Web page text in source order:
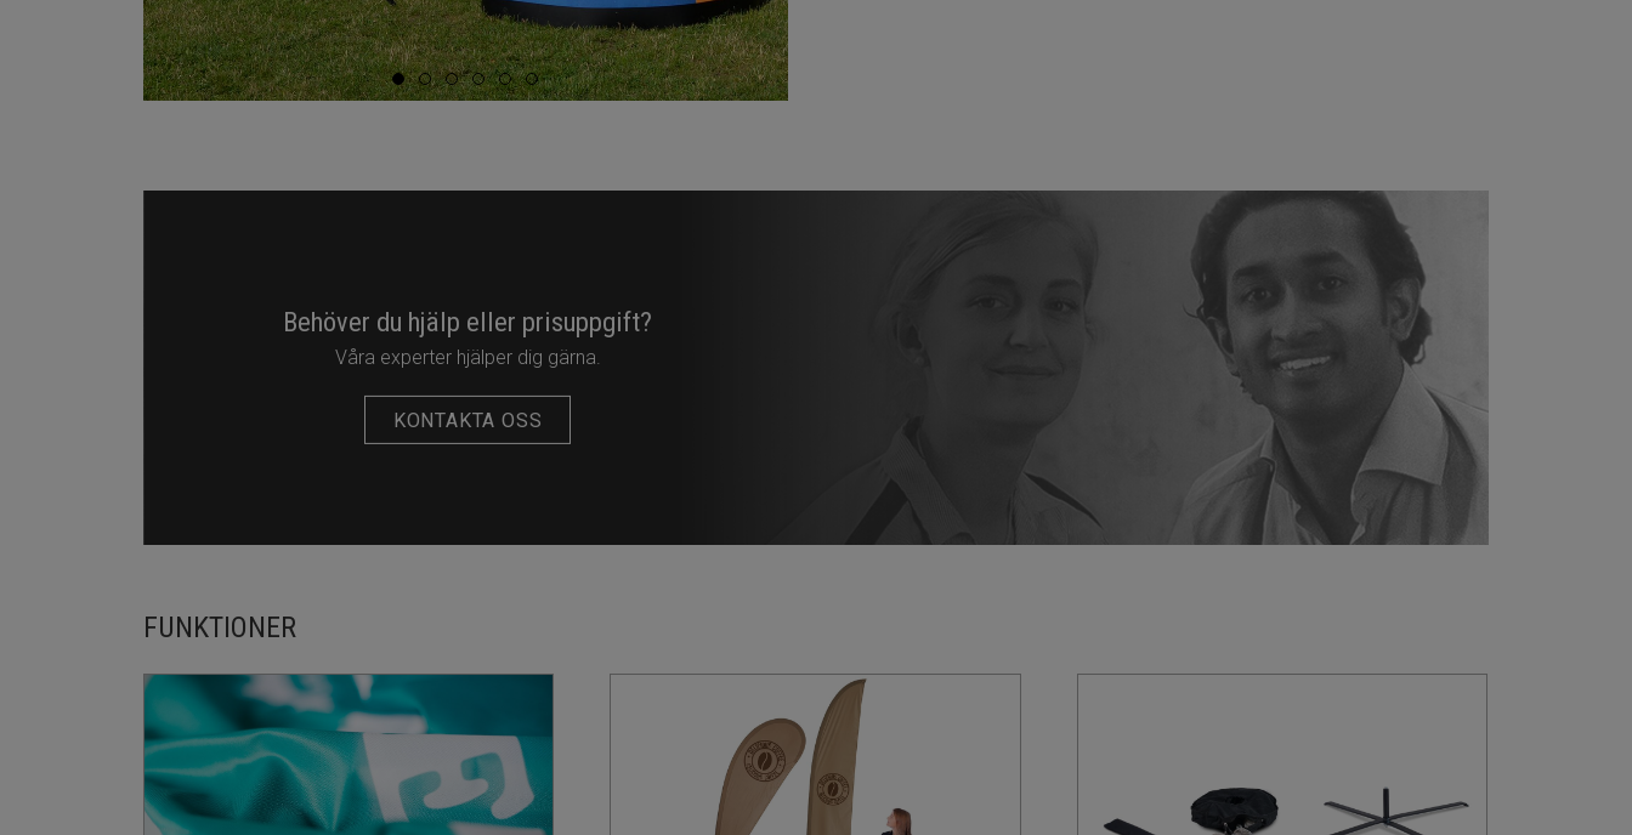
Behöver du hjälp eller prisuppgift?
Våra experter hjälper dig gärna.
KONTAKTA OSS
FUNKTIONER